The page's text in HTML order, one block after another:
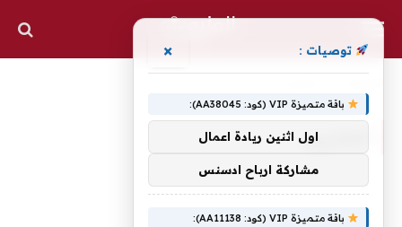
العشرين
توصيات : ×
باقة متميزة VIP (كود: AA38045):
اول اثنين ريادة اعمال
مشاركة ارباح ادسنس
باقة متميزة VIP (كود: AA11138):